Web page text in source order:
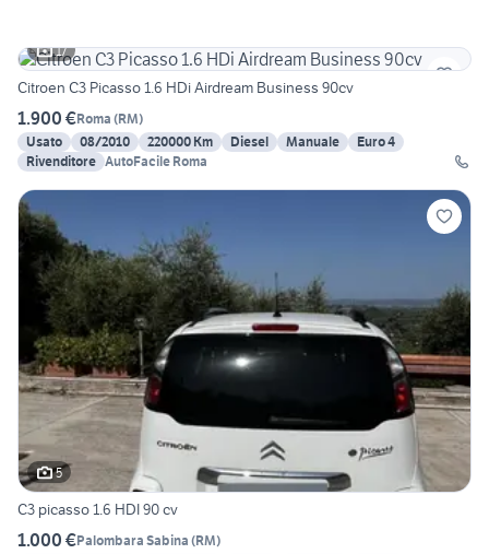
17
Citroen C3 Picasso 1.6 HDi Airdream Business 90cv
1.900 €Roma (RM)
Usato
08/2010 220000 Km Diesel Manuale
Euro 4
Rivenditore AutoFacile Roma
5
C3 picasso 1.6 HDI 90 cv
1.000 €Palombara Sabina (RM)